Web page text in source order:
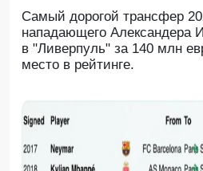
Самый дорогой трансфер
нападающего Александера
в "Ливерпуль" за 140 млн
место в рейтинге.